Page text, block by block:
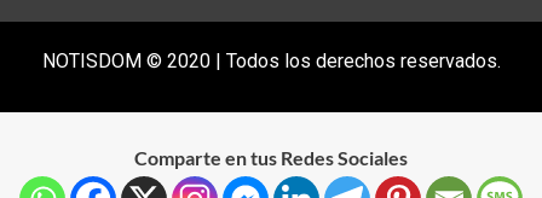
NOTISDOM © 2020 | Todos los derechos reservados.
Comparte en tus Redes Sociales